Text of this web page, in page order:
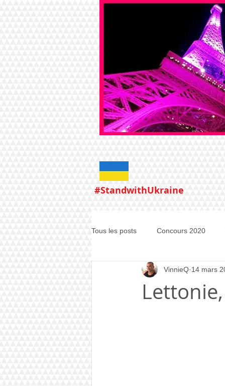
#StandwithUkraine
Tous les posts Concours 2020
Concours 2021 Concours
VinnieQ 14 mars